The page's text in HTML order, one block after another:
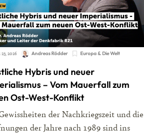
2026 Andreas Rödder Europa & Die Welt
Hybris und neuer
– Vom Mauerfall zum
Ost-West-Konflikt
der Nachkriegszeit und die
der Jahre nach 1989 sind ins